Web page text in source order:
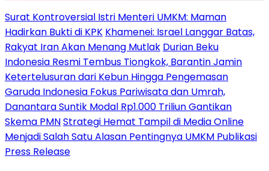
Surat Kontroversial Istri Menteri UMKM: Maman
Hadirkan Bukti di KPK Khamenei: Israel Langgar Batas,
Rakyat Iran Akan Menang Mutlak Durian Beku
Indonesia Resmi Tembus Tiongkok, Barantin Jamin
Ketertelusuran dari Kebun Hingga Pengemasan
Garuda Indonesia Fokus Pariwisata dan Umrah,
Danantara Suntik Modal Rp1.000 Triliun Gantikan
Skema PMNStrategi Hemat Tampil di Media Online
Menjadi Salah Satu Alasan Pentingnya UMKM Publikasi
Press Release